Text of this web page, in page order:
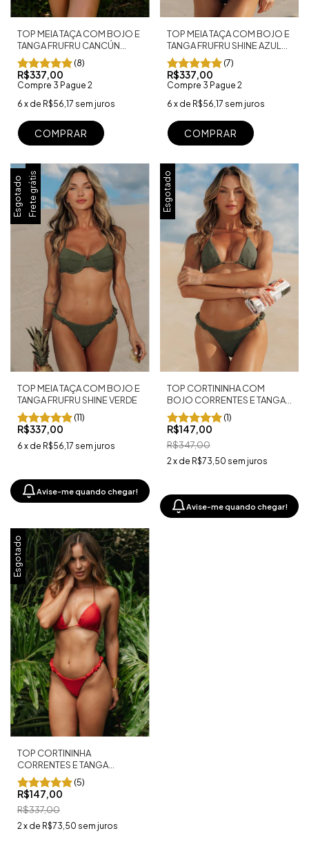
TOP MEIA TAÇA COM BOJO E
TANGA FRUFRU CANCÚN
FUCSIA
(8)
R$337,00
Compre 3 Pague 2
6 x de R$56,17 sem juros
COMPRAR
TOP MEIA TAÇA COM BOJO E
TANGA FRUFRU SHINE AZUL
MARINHO
(7)
R$337,00
Compre 3 Pague 2
6 x de R$56,17 sem juros
COMPRAR
EsgotadoFrete grátis
TOP MEIA TAÇA COM BOJO E
TANGA FRUFRU SHINE VERDE
(11)
R$337,00
6 x de R$56,17 sem juros
Avise-me quando chegar!
Esgotado
TOP CORTININHA COM
BOJO CORRENTES E TANGA
FRUFRU SHINE VERDE
(1)
R$147,00
R$347,00
2x de R$73,50 sem juros
Avise-me quando chegar!
Esgotado
TOP CORTININHA
CORRENTES E TANGA
FRUFRU VERMELHO
(5)
R$147,00
R$337,00
2x de R$73,50 sem juros